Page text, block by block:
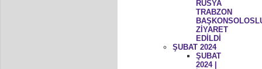
RUSYA
TRABZON
ZİYARET
EDİLDİ
ŞUBAT 2024
ŞUBAT
2024 |